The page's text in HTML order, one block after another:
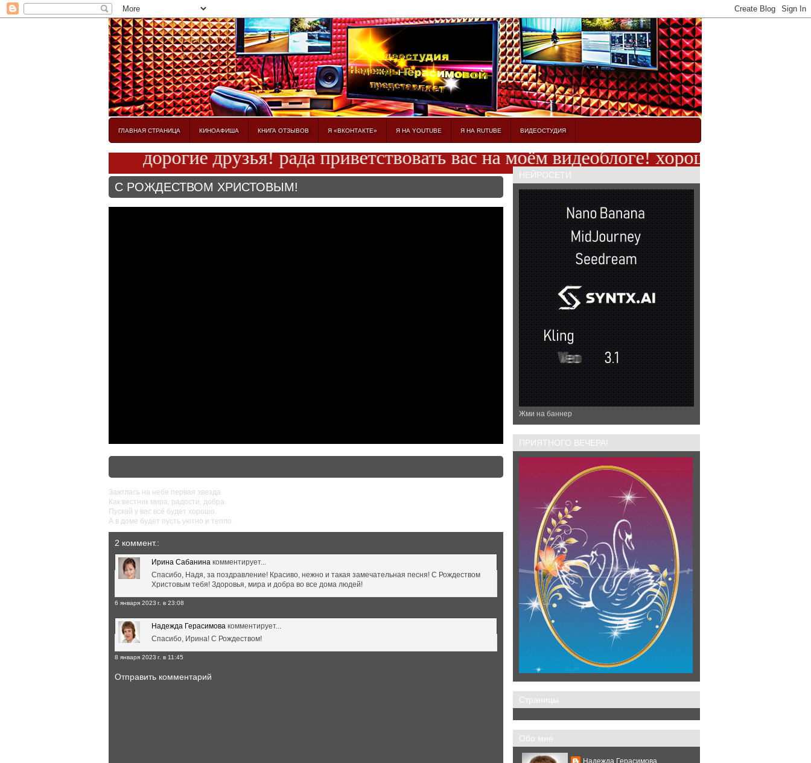
ГЛАВНАЯ СТРАНИЦА КИНОАФИША КНИГА ОТЗЫВОВ Я «ВКОНТАКТЕ» Я НА YOUTUBE Я НА RUTUBE ВИДЕОСТУДИЯ
дорогие друзья! рада приветствовать вас на моём видеоблоге! хорошего вам
С РОЖДЕСТВОМ ХРИСТОВЫМ!
Зажглась на небе первая звезда
Как вестник мира, радости, добра.
Пускай у вас всё будет хорошо.
А в доме будет пусть уютно и тепло.
2 коммент.:
Ирина Сабанинакомментирует...
Спасибо, Надя, за поздравление! Красиво, нежно и такая замечательная песня! С Рождеством
Христовым тебя! Здоровья, мира и добра во все дома людей!
6 января 2023 г. в 23:08
Надежда Герасимовакомментирует...
Спасибо, Ирина! С Рождеством!
8 января 2023 г. в 11:45
Отправить комментарий
НЕЙРОСЕТИ
Жми на баннер
ПРИЯТНОГО ВЕЧЕРА!
Страницы
Обо мне
Надежда Герасимова